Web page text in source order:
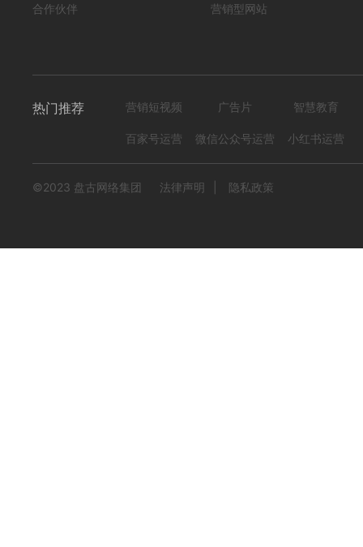
合作伙伴 营销型网站
热门推荐 营销短视频 广告片 智慧教育
百家号运营 微信公众号运营 小红书运营
©2023 盘古网络集团 法律声明 隐私政策